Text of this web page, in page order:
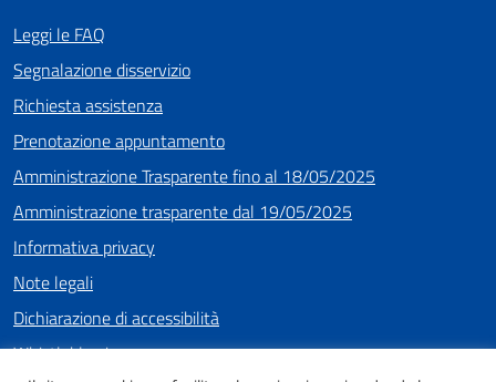
Leggi le FAQ
Segnalazione disservizio
Richiesta assistenza
Prenotazione appuntamento
Amministrazione Trasparente fino al 18/05/2025
Amministrazione trasparente dal 19/05/2025
Informativa privacy
Note legali
Dichiarazione di accessibilità
Whistleblowing